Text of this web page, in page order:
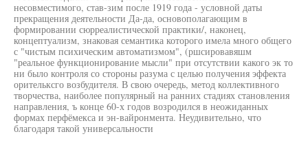
несовместимого, став-зим после 1919 года - условной даты
прекращения деятельности Да-да, основополагающим в
формировании сюрреалистической практики/, наконец,
концептуализм, знаковая семантика которого имела много общего
с "чистым психическим автоматизмом", (ршсировавяшм
"реальное функционирование мысли" при отсутствии какого эк то
ни было контроля со стороны разума с целью получения эффекта
орительксго возбудителя. В свою очередь, метод коллективного
творчества, наиболее популярный на ранних стадиях становления
направления, ъ конце 60-х годов возродился в неожиданных
формах перфёмекса и эн-вайронмента. Неудивительно, что
благодаря такой универсальности